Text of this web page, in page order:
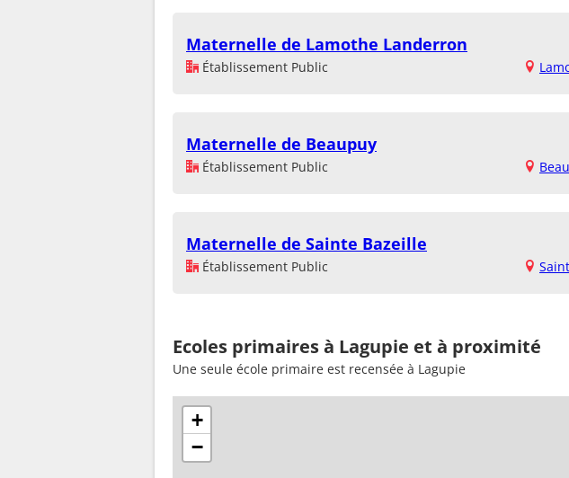
Maternelle de Lamothe Landerron
Établissement Public
Maternelle de Beaupuy
Établissement Public
Maternelle de Sainte Bazeille
Établissement Public
Ecoles primaires à Lagupie et à proximité
Une seule école primaire est recensée à Lagupie
+
−